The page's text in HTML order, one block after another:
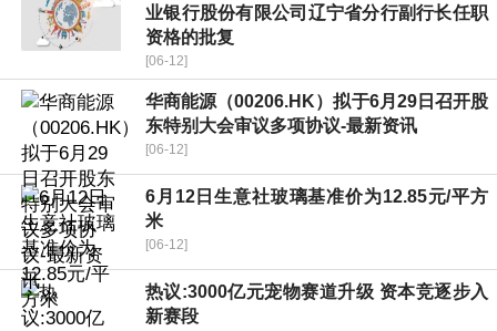
业银行股份有限公司辽宁省分行副行长任职
资格的批复
[06-12]
华商能源（00206.HK）拟于6月29日召开股
东特别大会审议多项协议-最新资讯
[06-12]
6月12日生意社玻璃基准价为12.85元/平方
米
[06-12]
热议:3000亿元宠物赛道升级 资本竞逐步入
新赛段